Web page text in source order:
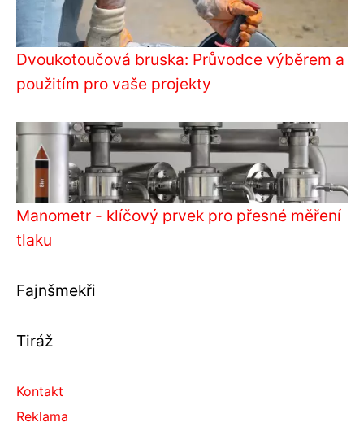
Dvoukotoučová bruska: Průvodce výběrem a
použitím pro vaše projekty
Manometr - klíčový prvek pro přesné měření
tlaku
Fajnšmekři
Tiráž
Kontakt
Reklama